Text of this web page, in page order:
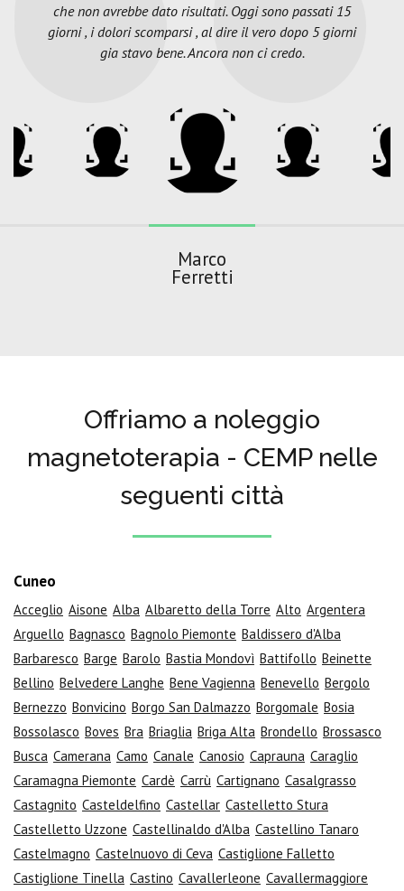
che non avrebbe dato risultati. Oggi sono passati 15
giorni , i dolori scomparsi , al dire il vero dopo 5 giorni
gia stavo bene. Ancora non ci credo.
Marco
Ferretti
Offriamo a noleggio
magnetoterapia - CEMP nelle
seguenti città
Cuneo
Acceglio Aisone Alba Albaretto della Torre Alto Argentera
Arguello Bagnasco Bagnolo Piemonte Baldissero d'Alba
Barbaresco Barge Barolo Bastia Mondovì Battifollo Beinette
Bellino Belvedere Langhe Bene Vagienna Benevello Bergolo
Bernezzo Bonvicino Borgo San Dalmazzo Borgomale Bosia
Bossolasco Boves Bra Briaglia Briga Alta Brondello Brossasco
Busca Camerana Camo Canale Canosio Caprauna Caraglio
Caramagna Piemonte Cardè Carrù Cartignano Casalgrasso
Castagnito Casteldelfino Castellar Castelletto Stura
Castelletto Uzzone Castellinaldo d'Alba Castellino Tanaro
Castelmagno Castelnuovo di Ceva Castiglione Falletto
Castiglione Tinella Castino Cavallerleone Cavallermaggiore